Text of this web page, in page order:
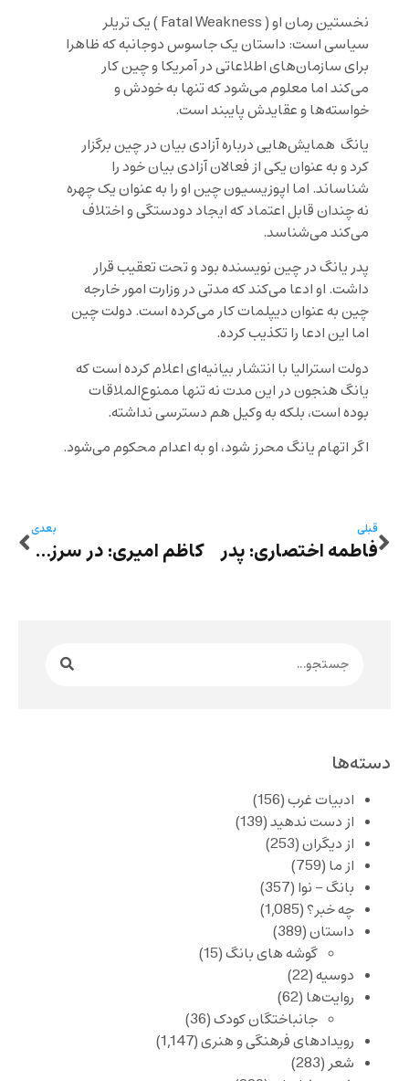
نخستین رمان او (Fatal Weakness ) یک تریلر
سیاسی است: داستان یک جاسوس دوجانبه که ظاهرا
برای سازمان‌های اطلاعاتی در آمریکا و چین کار
می‌کند اما معلوم می‌شود که تنها به خودش و
خواسته‌ها و عقایدش پایبند است.
یانگ همایش‌هایی درباره آزادی بیان در چین برگزار
کرد و به عنوان یکی از فعالان آزادی بیان خود را
شناساند. اما اپوزیسیون چین او را به عنوان یک چهره
نه چندان قابل اعتماد که ایجاد دودستگی و اختلاف
می‌کند می‌شناسد.
پدر یانگ در چین نویسنده بود و تحت تعقیب قرار
داشت. او ادعا می‌کند که مدتی در وزارت امور خارجه
چین به عنوان دیپلمات کار می‌کرده است. دولت چین
اما این ادعا را تکذیب کرده.
دولت استرالیا با انتشار بیانیه‌ای اعلام کرده است که
یانگ هنجون در این مدت نه تنها ممنوع‌الملاقات
بوده است، بلکه به وکیل هم دسترسی نداشته.
اگر اتهام یانگ محرز شود، او به اعدام محکوم می‌شود.
قبلی
فاطمه اختصاری: پدر
بعدی
کاظم امیری: در سرزمین جن‌زدگان
دسته‌ها
ادبیات غرب(156)
از دست ندهید(139)
از دیگران(253)
از ما (759)
بانگ – نوا (357)
چه خبر؟(1,085)
داستان(389)
گوشه های بانگ(15)
دوسیه(22)
روایت‌ها (62)
جانباختگان کودک(36)
رویدادهای فرهنگی و هنری(1,147)
شعر (283)